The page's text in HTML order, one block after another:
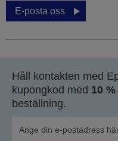
E-posta oss
Håll kontakten med
kupongkod med 10
beställning.